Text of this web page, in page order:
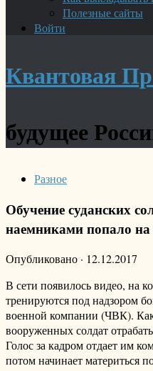
Полезные сайты
Войти
Квантовая
будущее
Разное
Обучение суданских
наемниками попало на
Опубликовано · 12.12.2017
В сети появилось видео, на
тренируются под надзором
военной компании (ЧВК).
вооруженных солдат
Голос за кадром отдает им
потом начинает материться